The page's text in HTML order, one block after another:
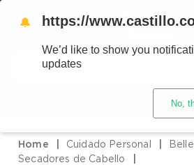
Buscar
Cuidado Personal
Secadores de Cabello
2.
heladera
🔔 https://
We’d like to show you
updates
No,